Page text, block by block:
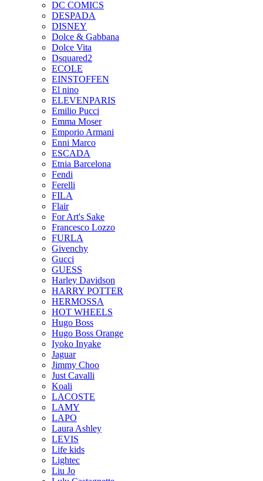
DC COMICS
DESPADA
DISNEY
Dolce & Gabbana
Dolce Vita
Dsquared2
ECOLE
EINSTOFFEN
El nino
ELEVENPARIS
Emilio Pucci
Emma Moser
Emporio Armani
Enni Marco
ESCADA
Etnia Barcelona
Fendi
Ferelli
FILA
Flair
For Art's Sake
Francesco Lozzo
FURLA
Givenchy
Gucci
GUESS
Harley Davidson
HARRY POTTER
HERMOSSA
HOT WHEELS
Hugo Boss
Hugo Boss Orange
Iyoko Inyake
Jaguar
Jimmy Choo
Just Cavalli
Koali
LACOSTE
LAMY
LAPO
Laura Ashley
LEVIS
Life kids
Lightec
Liu Jo